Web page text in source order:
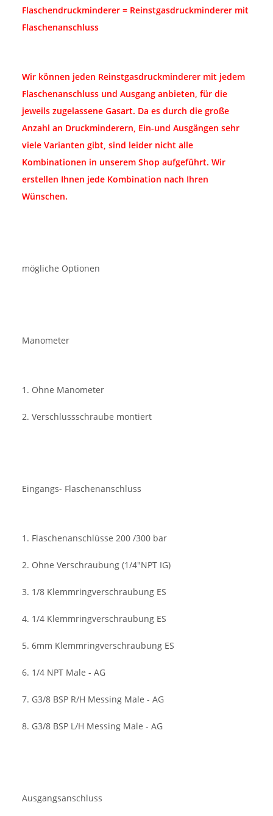
Flaschendruckminderer = Reinstgasdruckminderer mit
Flaschenanschluss
Wir können jeden Reinstgasdruckminderer mit jedem
Flaschenanschluss und Ausgang anbieten, für die
jeweils zugelassene Gasart. Da es durch die große
Anzahl an Druckminderern, Ein-und Ausgängen sehr
viele Varianten gibt, sind leider nicht alle
Kombinationen in unserem Shop aufgeführt. Wir
erstellen Ihnen jede Kombination nach Ihren
Wünschen.
mögliche Optionen
Manometer
1. Ohne Manometer
2. Verschlussschraube montiert
Eingangs- Flaschenanschluss
1. Flaschenanschlüsse 200 /300 bar
2. Ohne Verschraubung (1/4"NPT IG)
3. 1/8 Klemmringverschraubung ES
4. 1/4 Klemmringverschraubung ES
5. 6mm Klemmringverschraubung ES
6. 1/4 NPT Male - AG
7. G3/8 BSP R/H Messing Male - AG
8. G3/8 BSP L/H Messing Male - AG
Ausgangsanschluss